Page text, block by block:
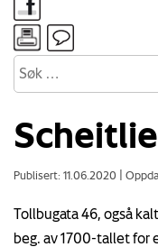
Publisert: 11.06.2020
Tollbugata 46, også
beg. av 1700-tallet for